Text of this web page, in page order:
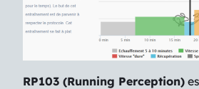
RP103 (Running Perception)